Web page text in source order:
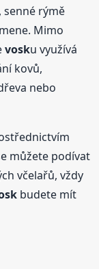
senné rýmě
Mimo
vosku využívá
kovů,
nebo
můžete podívat
včelařů, vždy
budete mít